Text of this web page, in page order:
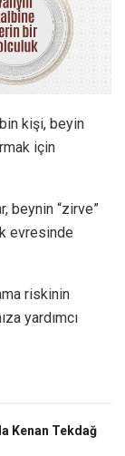
kişi, beyin
için
beynin “zirve”
evresinde
riskinin
yardımcı
Kenan Tekdağ